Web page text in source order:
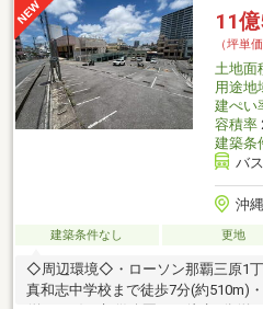
引込費用が別途掛かります。
11
（坪単価
土地面
用途地
建ぺい
容積率
建築条
バ
沖
建築条件なし 更地
◇周辺環境◇・ローソン那覇三原1丁
真和志中学校まで徒歩7分(約510m)